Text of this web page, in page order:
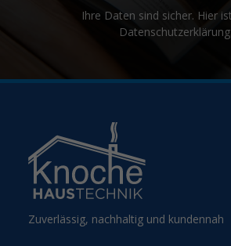
Ihre Daten sind sicher. Hier
Datenschutzerklärung.
Zuverlässig, nachhaltig und kundennah